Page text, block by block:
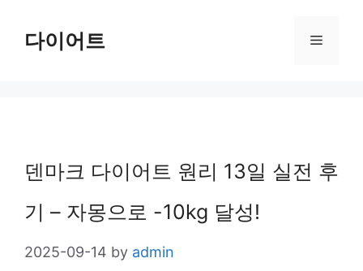
다이어트 Menu
덴마크 다이어트 원리 13일 실전 후
기 – 자몽으로 -10kg 달성!
2025-09-14 by admin